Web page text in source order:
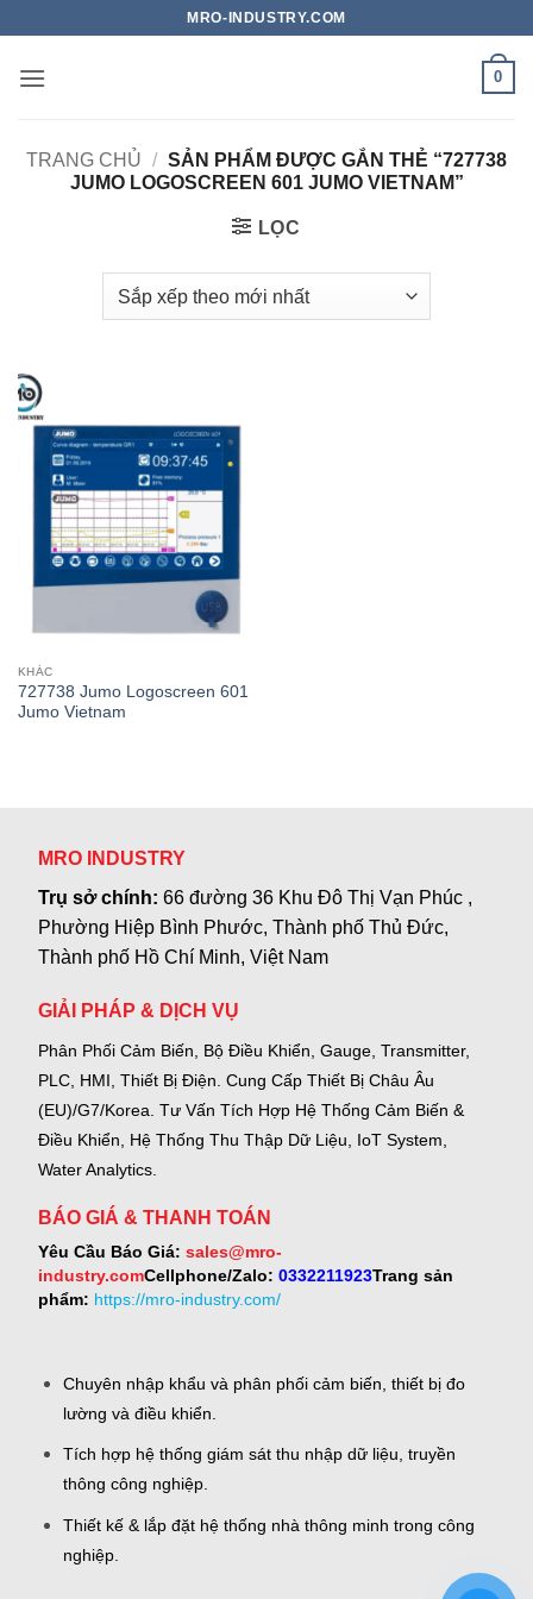
nội
MRO-INDUSTRY.COM
0
TRANG CHỦ / SẢN PHẨM ĐƯỢC GẮN THẺ “727738
JUMO LOGOSCREEN 601 JUMO VIETNAM”
LỌC
KHÁC
727738 Jumo Logoscreen 601
Jumo Vietnam
MRO INDUSTRY
Trụ sở chính:66 đường 36 Khu Đô Thị Vạn Phúc ,
Phường Hiệp Bình Phước, Thành phố Thủ Đức,
Thành phố Hồ Chí Minh, Việt Nam
GIẢI PHÁP & DỊCH VỤ
Phân Phối Cảm Biến, Bộ Điều Khiển, Gauge, Transmitter,
PLC, HMI, Thiết Bị Điện. Cung Cấp Thiết Bị Châu Âu
(EU)/G7/Korea. Tư Vấn Tích Hợp Hệ Thống Cảm Biến &
Điều Khiển, Hệ Thống Thu Thập Dữ Liệu, IoT System,
Water Analytics.
BÁO GIÁ & THANH TOÁN
Yêu Cầu Báo Giá: sales@mro-
industry.comCellphone/Zalo: 0332211923Trang sản
phẩm: https://mro-industry.com/
Chuyên nhập khẩu và phân phối cảm biến, thiết bị đo
lường và điều khiển.
Tích hợp hệ thống giám sát thu nhập dữ liệu, truyền
thông công nghiệp.
Thiết kế & lắp đặt hệ thống nhà thông minh trong công
nghiệp.